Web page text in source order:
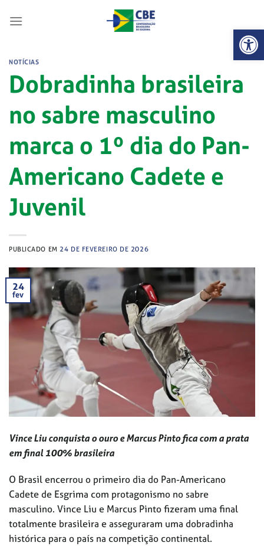
Abrir
NOTÍCIAS
Dobradinha brasileira
no sabre masculino
marca o 1º dia do Pan-
Americano Cadete e
Juvenil
PUBLICADO EM 24 DE FEVEREIRO DE 2026
24
fev
Vince Liu conquista o ouro e Marcus Pinto fica com a prata
em final 100% brasileira
O Brasil encerrou o primeiro dia do Pan-Americano
Cadete de Esgrima com protagonismo no sabre
masculino. Vince Liu e Marcus Pinto fizeram uma final
totalmente brasileira e asseguraram uma dobradinha
histórica para o país na competição continental.